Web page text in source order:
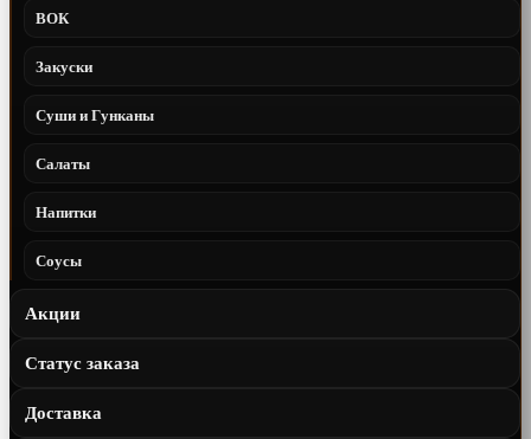
ВОК
Закуски
Суши и Гунканы
Салаты
Напитки
Соусы
Акции
Статус заказа
Доставка